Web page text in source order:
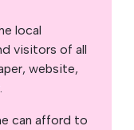
local
visitors of all
website,
can afford to